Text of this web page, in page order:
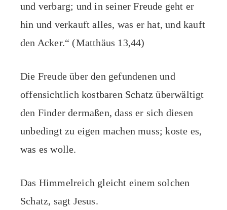
und verbarg; und in seiner Freude geht er
hin und verkauft alles, was er hat, und kauft
den Acker.“ (Matthäus 13,44)
Die Freude über den gefundenen und
offensichtlich kostbaren Schatz überwältigt
den Finder dermaßen, dass er sich diesen
unbedingt zu eigen machen muss; koste es,
was es wolle.
Das Himmelreich gleicht einem solchen
Schatz, sagt Jesus.